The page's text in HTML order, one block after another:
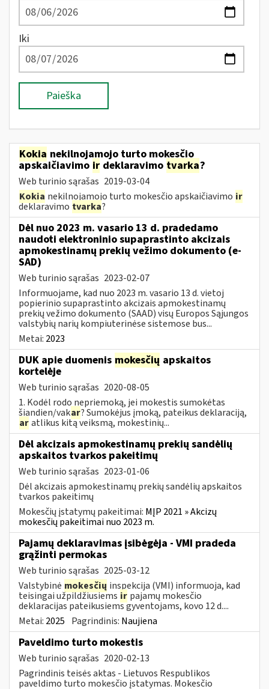
Iki
Paieška
Kokia nekilnojamojo turto mokesčio
apskaičiavimo ir deklaravimo tvarka?
Web turinio sąrašas 2019-03-04
Kokia nekilnojamojo turto mokesčio apskaičiavimo ir
deklaravimo tvarka?
Dėl nuo 2023 m. vasario 13 d. pradedamo
naudoti elektroninio supaprastinto akcizais
apmokestinamų prekių vežimo dokumento (e-
SAD)
Web turinio sąrašas 2023-02-07
Informuojame, kad nuo 2023 m. vasario 13 d. vietoj
popierinio supaprastinto akcizais apmokestinamų
prekių vežimo dokumento (SAAD) visų Europos Sąjungos
valstybių narių kompiuterinėse sistemose bus...
Metai: 2023
DUK apie duomenis mokesčių apskaitos
kortelėje
Web turinio sąrašas 2020-08-05
1. Kodėl rodo nepriemoką, jei mokestis sumokėtas
šiandien/vakar? Sumokėjus įmoką, pateikus deklaraciją,
aratlikus kitą veiksmą, mokestinių...
Dėl akcizais apmokestinamų prekių sandėlių
apskaitos tvarkos pakeitimų
Web turinio sąrašas 2023-01-06
Dėl akcizais apmokestinamų prekių sandėlių apskaitos
tvarkos pakeitimų
Mokesčių įstatymų pakeitimai: MĮP 2021 » Akcizų
mokesčių pakeitimai nuo 2023 m.
Pajamų deklaravimas įsibėgėja - VMI pradeda
grąžinti permokas
Web turinio sąrašas 2025-03-12
Valstybinė mokesčių inspekcija (VMI) informuoja, kad
teisingai užpildžiusiems ir pajamų mokesčio
deklaracijas pateikusiems gyventojams, kovo 12 d....
Metai: 2025 Pagrindinis: Naujiena
Paveldimo turto mokestis
Web turinio sąrašas 2020-02-13
Pagrindinis teisės aktas - Lietuvos Respublikos
paveldimo turto mokesčio įstatymas. Mokesčio